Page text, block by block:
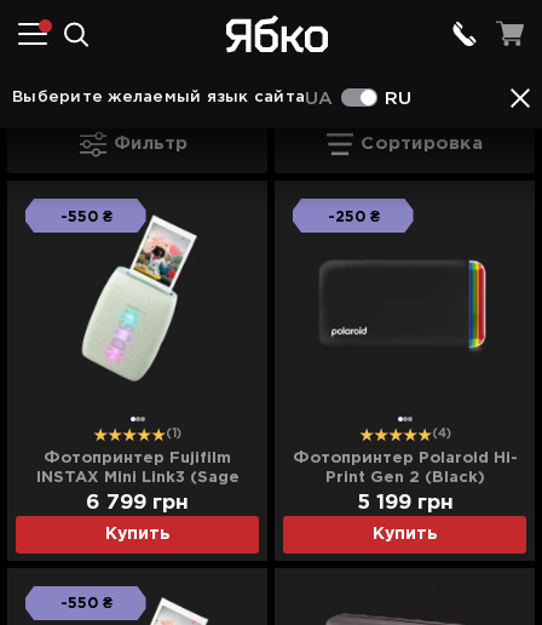
Выберите желаемый язык сайтаUA RU
Фотокамеры моментальной печати во Львове
Фотопринтеры во Львове
Фильтр Сортировка
-550 ₴
(1)
Фотопринтер Fujifilm
INSTAX Mini Link3 (Sage
Green)
Купить
6 799 грн
-250 ₴
(4)
Фотопринтер Polaroid Hi-
Print Gen 2 (Black)
Купить
5 199 грн
-550 ₴